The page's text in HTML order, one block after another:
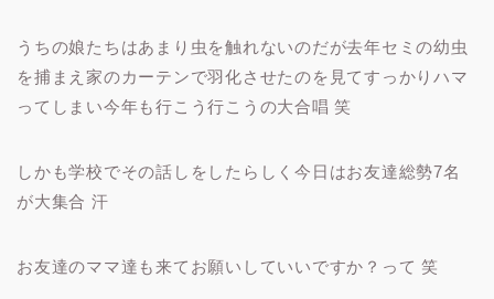
うちの娘たちはあまり虫を触れないのだが去年セミの幼虫
を捕まえ家のカーテンで羽化させたのを見てすっかりハマ
ってしまい今年も行こう行こうの大合唱 笑
しかも学校でその話しをしたらしく今日はお友達総勢7名
が大集合 汗
お友達のママ達も来てお願いしていいですか？って 笑